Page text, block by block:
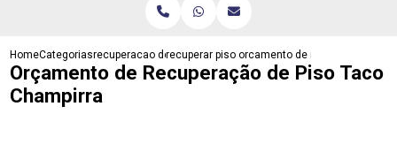
HomeCategoriasrecuperacao de pisosrecuperar piso laminado de madeira
orcamento de recuperacao de
Orçamento de Recuperação de Piso Taco
Champirra